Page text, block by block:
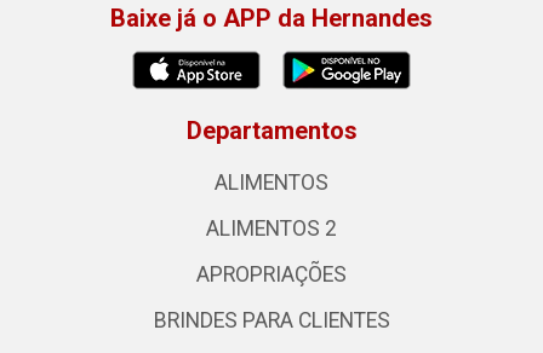
Baixe já o APP da Hernandes
Departamentos
ALIMENTOS
ALIMENTOS 2
APROPRIAÇÕES
BRINDES PARA CLIENTES